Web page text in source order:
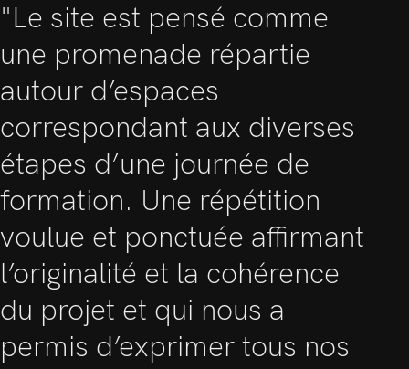
"Le site est pensé comme
une promenade répartie
autour d’espaces
correspondant aux diverses
étapes d’une journée de
formation. Une répétition
voulue et ponctuée affirmant
l’originalité et la cohérence
du projet et qui nous a
permis d’exprimer tous nos